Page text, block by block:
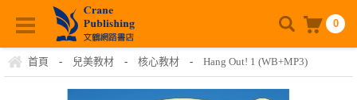
0
首頁 - 兒美教材 - 核心教材 - Hang Out! 1 (WB+MP3)